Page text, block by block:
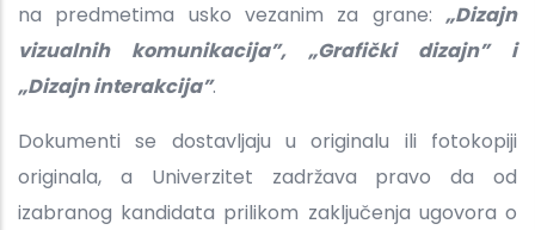
na predmetima usko vezanim za grane: „Dizajn
vizualnih komunikacija”, „Grafički dizajn” i
„Dizajn interakcija”.
Dokumenti se dostavljaju u originalu ili fotokopiji
originala, a Univerzitet zadržava pravo da od
izabranog kandidata prilikom zaključenja ugovora o